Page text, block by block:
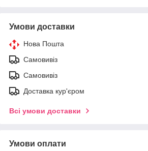
Умови доставки
Нова Пошта
Самовивіз
Самовивіз
Доставка кур'єром
Всі умови доставки
Умови оплати